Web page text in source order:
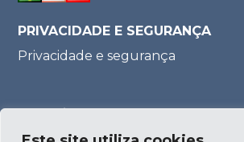
PRIVACIDADE E SEGURANÇA
Privacidade e segurança